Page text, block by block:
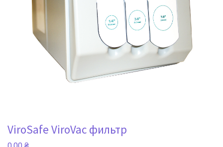
ViroSafe ViroVac фильтр